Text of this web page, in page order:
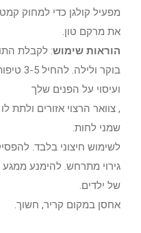
מפעיל קולגן כדי למחוק
את מרקם טון.
הוראות שימוש: לקבלת
בוקר
ועיסוי על הפנים שלך
, צוואר הרצוי אזורים
שמני לחות.
לשימוש חיצוני בלבד.
גירוי מתרחש. להימנע ממגע
של ילדים.
אחסן במקום קריר, חשוך.